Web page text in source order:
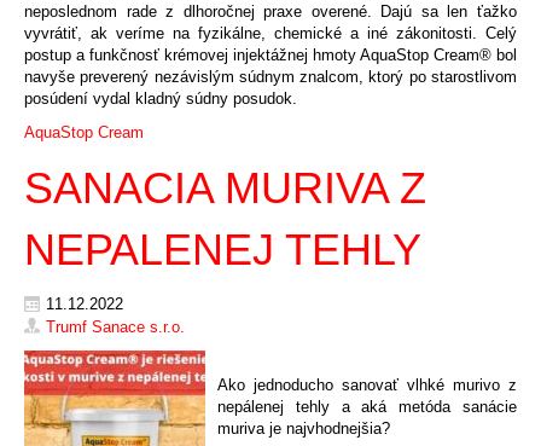
neposlednom rade z dlhoročnej praxe overené. Dajú sa len ťažko
vyvrátiť, ak veríme na fyzikálne, chemické a iné zákonitosti. Celý
postup a funkčnosť krémovej injektážnej hmoty AquaStop Cream® bol
navyše preverený nezávislým súdnym znalcom, ktorý po starostlivom
posúdení vydal kladný súdny posudok.
AquaStop Cream
SANACIA MURIVA Z
NEPALENEJ TEHLY
11.12.2022
Trumf Sanace s.r.o.
Ako jednoducho sanovať vlhké murivo z
nepálenej tehly a aká metóda sanácie
muriva je najvhodnejšia?